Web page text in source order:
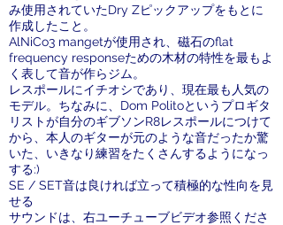
み使用されていたDry Zピックアップをもとに
作成したこと。
AlNiCo3 mangetが使用され、磁石のflat
frequency responseための木材の特性を最もよ
く表して音が作らジム。
レスポールにイチオシであり、現在最も人気の
モデル。ちなみに、Dom Politoというプロギタ
リストが自分のギブソンR8レスポールにつけて
から、本人のギターが元のような音だったか驚
いた、いきなり練習をたくさんするようになっ
する:)
SE / SET音は良ければ立って積極的な性向を見
せる
サウンドは、右ユーチューブビデオ参照くださ